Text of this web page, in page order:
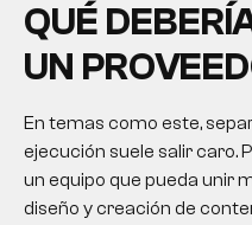
QUÉ
UN
En temas como este,
ejecución suele salir caro.
un equipo que pueda unir
diseño y creación de